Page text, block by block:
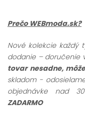
Prečo WEBmoda.sk?
Nové kolekcie každý
dodanie – doručenie
tovar nesadne,
skladom -
objednávke nad 30
ZADARMO